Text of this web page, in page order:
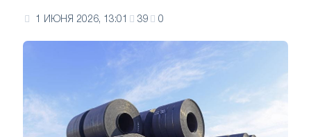
1 ИЮНЯ 2026, 13:01 39 0